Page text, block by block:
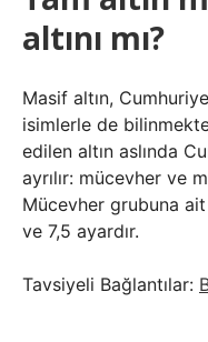
altını mı?
Masif altın,
isimlerle de
edilen altın aslında
ayrılır: mücevher ve
Mücevher grubuna
ve 7,5 ayardır.
Tavsiyeli Bağlantılar: